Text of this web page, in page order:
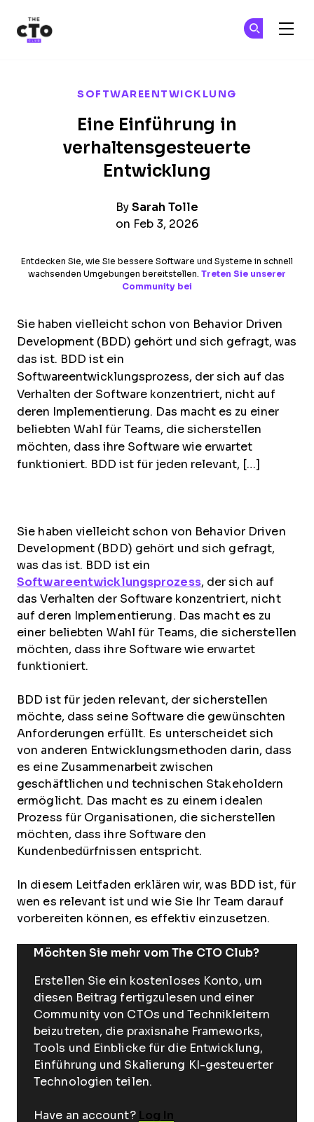
SOFTWAREENTWICKLUNG
Eine Einführung in
verhaltensgesteuerte
Entwicklung
By Sarah Tolle
on Feb 3, 2026
Entdecken Sie, wie Sie bessere Software und Systeme in schnell
wachsenden Umgebungen bereitstellen. Treten Sie unserer
Community bei
Sie haben vielleicht schon von Behavior Driven
Development (BDD) gehört und sich gefragt, was
das ist. BDD ist ein
Softwareentwicklungsprozess, der sich auf das
Verhalten der Software konzentriert, nicht auf
deren Implementierung. Das macht es zu einer
beliebten Wahl für Teams, die sicherstellen
möchten, dass ihre Software wie erwartet
funktioniert. BDD ist für jeden relevant, […]
Sie haben vielleicht schon von Behavior Driven
Development (BDD) gehört und sich gefragt,
was das ist. BDD ist ein
Softwareentwicklungsprozess, der sich auf
das Verhalten der Software konzentriert, nicht
auf deren Implementierung. Das macht es zu
einer beliebten Wahl für Teams, die sicherstellen
möchten, dass ihre Software wie erwartet
funktioniert.
BDD ist für jeden relevant, der sicherstellen
möchte, dass seine Software die gewünschten
Anforderungen erfüllt. Es unterscheidet sich
von anderen Entwicklungsmethoden darin, dass
es eine Zusammenarbeit zwischen
geschäftlichen und technischen Stakeholdern
ermöglicht. Das macht es zu einem idealen
Prozess für Organisationen, die sicherstellen
möchten, dass ihre Software den
Kundenbedürfnissen entspricht.
In diesem Leitfaden erklären wir, was BDD ist, für
wen es relevant ist und wie Sie Ihr Team darauf
vorbereiten können, es effektiv einzusetzen.
Möchten Sie mehr vom The CTO Club?
Erstellen Sie ein kostenloses Konto, um
diesen Beitrag fertigzulesen und einer
Community von CTOs und Technikleitern
beizutreten, die praxisnahe Frameworks,
Tools und Einblicke für die Entwicklung,
Einführung und Skalierung KI-gesteuerter
Technologien teilen.
Have an account? Log In